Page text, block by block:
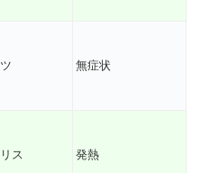
無症状
ス 発熱